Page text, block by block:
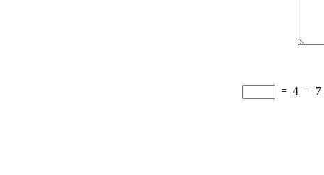
7
−
4
=